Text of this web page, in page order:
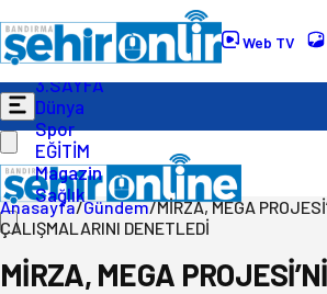
Web TV
Gündem
Ekonomi
Politika
3.SAYFA
Dünya
Spor
EĞİTİM
Magazin
Sağlık
Anasayfa/Gündem/MİRZA, MEGA
ÇALIŞMALARINI DENETLEDİ
MİRZA, MEGA